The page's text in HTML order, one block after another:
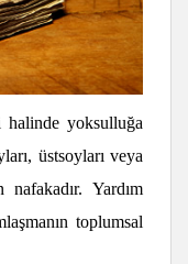
halinde yoksulluğa
üstsoyları veya
Yardım
toplumsal